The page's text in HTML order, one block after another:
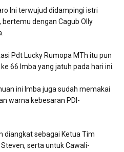
Ini terwujud didampingi istri
dengan Cagub Olly
Pdt Lucky Rumopa MTh itu pun
66 Imba yang jatuh pada hari ini.
ini Imba juga sudah memakai
warna kebesaran PDI-
diangkat sebagai Ketua Tim
serta untuk Cawali-